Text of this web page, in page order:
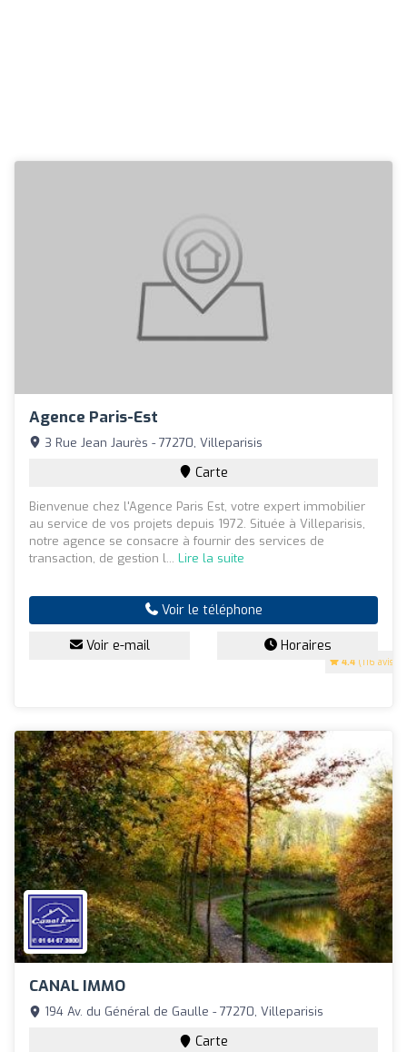
Agence Paris-Est
4.4 (116 avis)
3 Rue Jean Jaurès - 77270, Villeparisis
Carte
Bienvenue chez l'Agence Paris Est, votre expert immobilier
au service de vos projets depuis 1972. Située à Villeparisis,
notre agence se consacre à fournir des services de
transaction, de gestion l... Lire la suite
Voir le téléphone
Voir e-mail Horaires
CANAL IMMO
194 Av. du Général de Gaulle - 77270, Villeparisis
Carte